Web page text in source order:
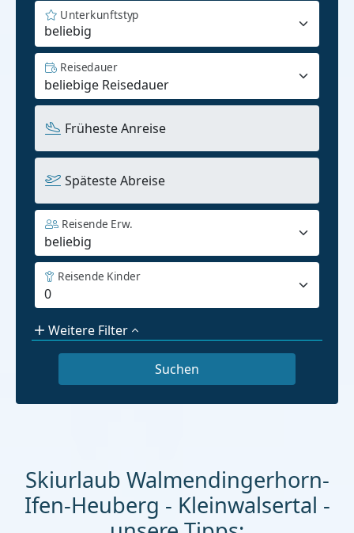
beliebig
Unterkunftstyp
Reisedauer
Früheste Anreise
Späteste Abreise
Reisende Erw.
Reisende Kinder
Weitere Filter
Skiurlaub Walmendingerhorn-
Ifen-Heuberg - Kleinwalsertal -